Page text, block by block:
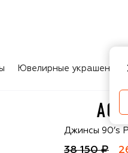
Ювелирные украшения
Agolde
Джинсы 90’s
38 150 ₽